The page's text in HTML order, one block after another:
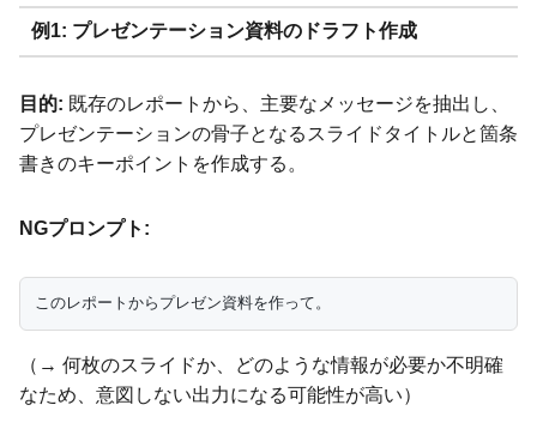
例1: プレゼンテーション資料のドラフト作成
目的: 既存のレポートから、主要なメッセージを抽出し、
プレゼンテーションの骨子となるスライドタイトルと箇条
書きのキーポイントを作成する。
NGプロンプト:
（→ 何枚のスライドか、どのような情報が必要か不明確
なため、意図しない出力になる可能性が高い）